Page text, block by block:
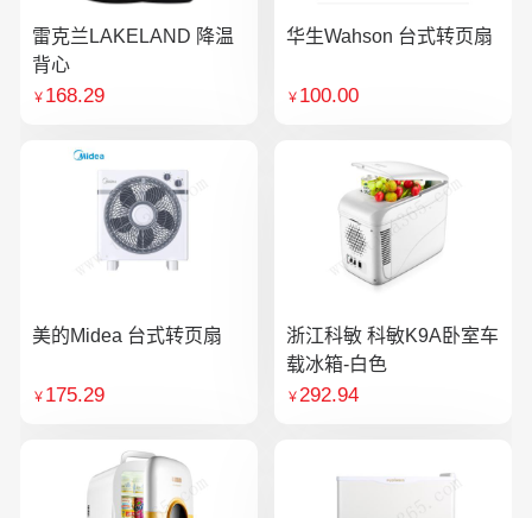
雷克兰LAKELAND 降温
背心
￥ 168.29
华生Wahson 台式转页扇
￥ 100.00
美的Midea 台式转页扇
￥ 175.29
浙江科敏 科敏K9A卧室车
载冰箱-白色
￥292.94